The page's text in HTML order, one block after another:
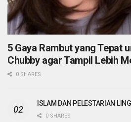
5 Gaya Rambut yang Tepat
Chubby agar Tampil Lebih
0 SHARES
ISLAM DAN PELESTARIAN
0 SHARES